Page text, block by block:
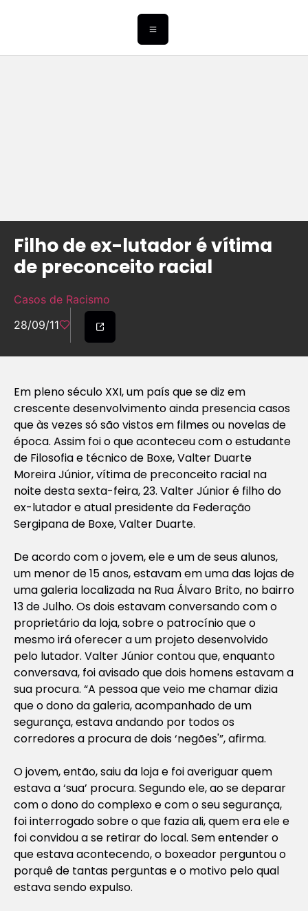
Filho de ex-lutador é vítima
de preconceito racial
Casos de Racismo
28/09/11
Em pleno século XXI, um país que se diz em
crescente desenvolvimento ainda presencia casos
que às vezes só são vistos em filmes ou novelas de
época. Assim foi o que aconteceu com o estudante
de Filosofia e técnico de Boxe, Valter Duarte
Moreira Júnior, vítima de preconceito racial na
noite desta sexta-feira, 23. Valter Júnior é filho do
ex-lutador e atual presidente da Federação
Sergipana de Boxe, Valter Duarte.
De acordo com o jovem, ele e um de seus alunos,
um menor de 15 anos, estavam em uma das lojas de
uma galeria localizada na Rua Álvaro Brito, no bairro
13 de Julho. Os dois estavam conversando com o
proprietário da loja, sobre o patrocínio que o
mesmo irá oferecer a um projeto desenvolvido
pelo lutador. Valter Júnior contou que, enquanto
conversava, foi avisado que dois homens estavam a
sua procura. “A pessoa que veio me chamar dizia
que o dono da galeria, acompanhado de um
segurança, estava andando por todos os
corredores a procura de dois ‘negões'”, afirma.
O jovem, então, saiu da loja e foi averiguar quem
estava a ‘sua’ procura. Segundo ele, ao se deparar
com o dono do complexo e com o seu segurança,
foi interrogado sobre o que fazia ali, quem era ele e
foi convidou a se retirar do local. Sem entender o
que estava acontecendo, o boxeador perguntou o
porquê de tantas perguntas e o motivo pelo qual
estava sendo expulso.